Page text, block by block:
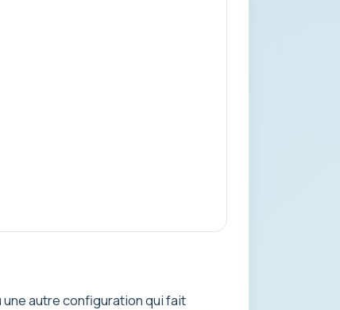
une autre configuration qui fait